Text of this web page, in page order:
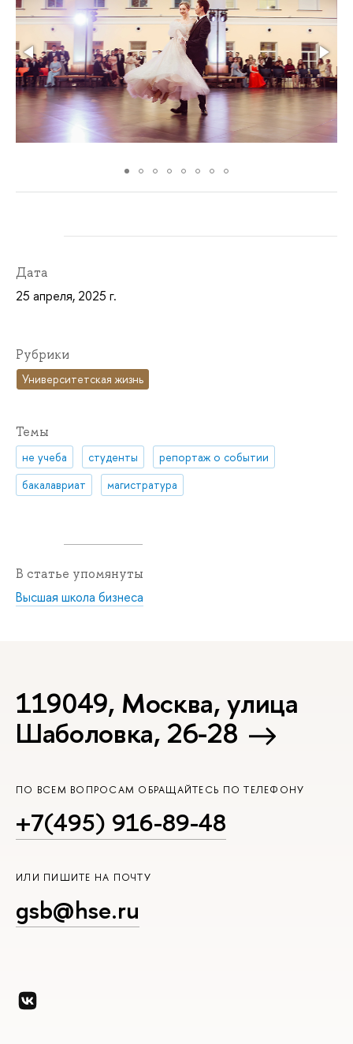
Дата
25 апреля, 2025 г.
Рубрики
Университетская жизнь
Темы
не учеба студенты
репортаж о событии
бакалавриат
магистратура
В статье упомянуты
Высшая школа бизнеса
119049, Москва, улица
Шаболовка, 26-28
ПО ВСЕМ ВОПРОСАМ ОБРАЩАЙТЕСЬ ПО ТЕЛЕФОНУ
+7(495) 916-89-48
ИЛИ ПИШИТЕ НА ПОЧТУ
gsb@hse.ru